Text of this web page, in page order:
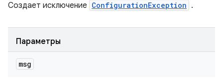
Создает исключение ConfigurationException .
Параметры
msg